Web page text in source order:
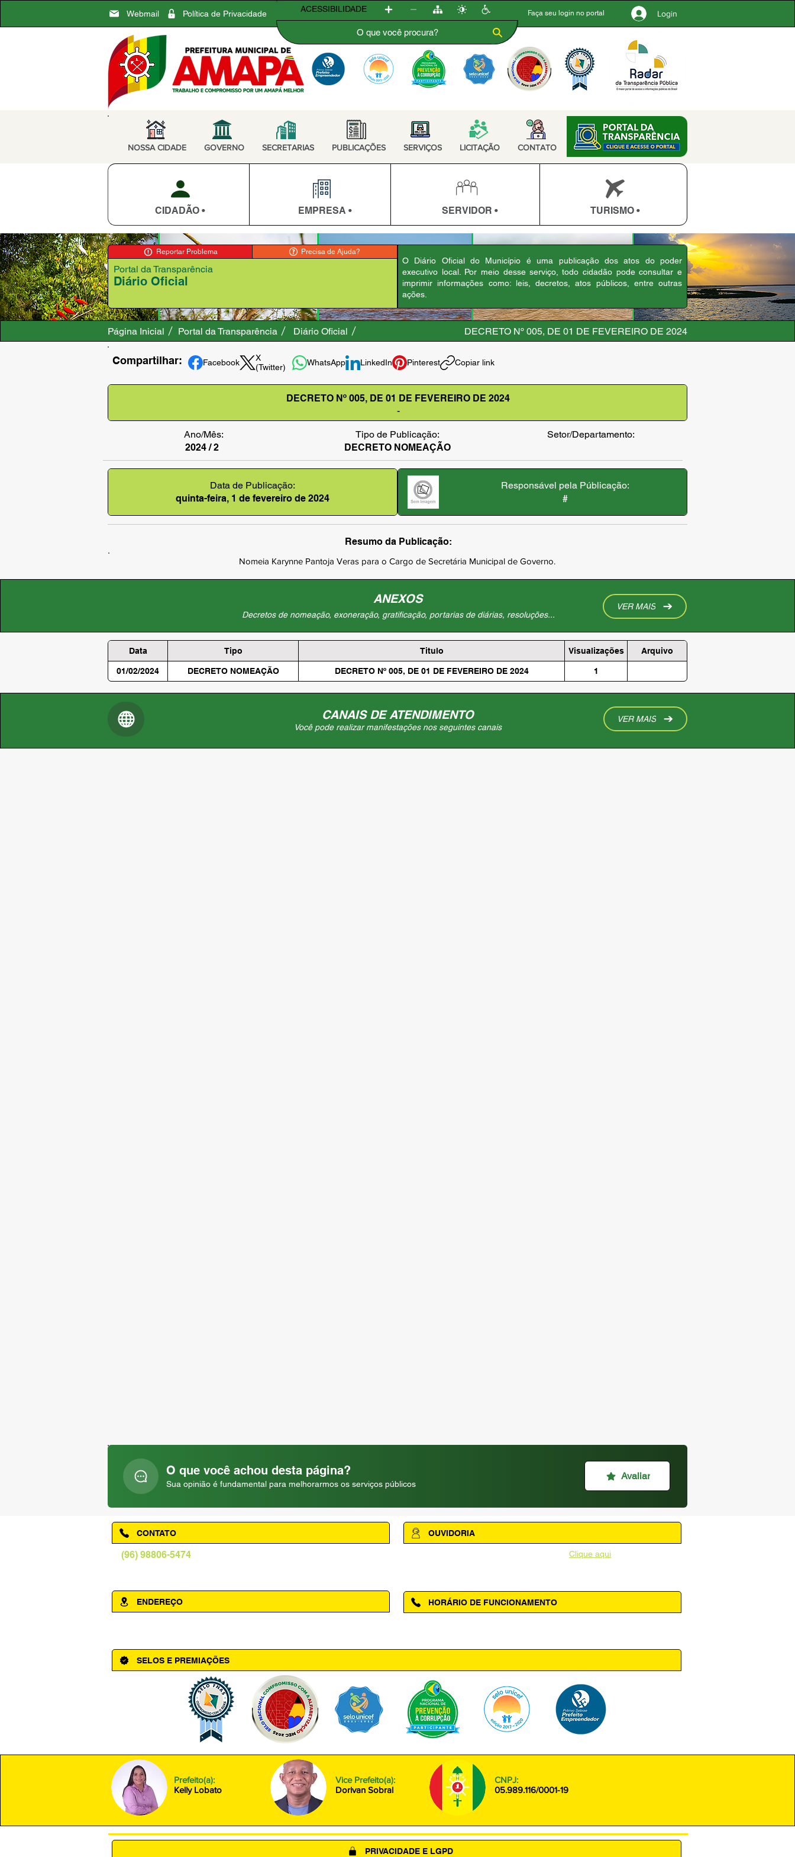
Webmail Política de Privacidade Faça seu login no portal Login
ACESSIBILIDADE
NOSSA CIDADE GOVERNO SECRETARIAS PUBLICAÇÕES SERVIÇOS LICITAÇÃO CONTATO
CIDADÃO • EMPRESA • SERVIDOR • TURISMO •
Reportar Problema Precisa de Ajuda?
Diário Oficial
Portal da Transparência
O Diário Oficial do Município é uma publicação dos atos do poder
executivo local. Por meio desse serviço, todo cidadão pode consultar e
imprimir informações como: leis, decretos, atos públicos, entre outras
ações.
Página Inicial Portal da Transparência Diário Oficial DECRETO Nº 005, DE 01 DE FEVEREIRO DE 2024
Compartilhar: Facebook
X
(Twitter)
WhatsApp LinkedIn Pinterest Copiar link
DECRETO Nº 005, DE 01 DE FEVEREIRO DE 2024
-
Ano/Mês:
2024 / 2
Tipo de Publicação:
DECRETO NOMEAÇÃO
Setor/Departamento:
Data de Publicação:
quinta-feira, 1 de fevereiro de 2024
Responsável pela Públicação:
#
Resumo da Publicação:
Nomeia Karynne Pantoja Veras para o Cargo de Secretária Municipal de Governo.
ANEXOS
Decretos de nomeação, exoneração, gratificação, portarias de diárias, resoluções...
VER MAIS
Data Tipo Titulo Visualizações Arquivo
01/02/2024 DECRETO NOMEAÇÃO DECRETO Nº 005, DE 01 DE FEVEREIRO DE 2024 1
CANAIS DE ATENDIMENTO
Você pode realizar manifestações nos seguintes canais
VER MAIS
O que você achou desta página?
Sua opinião é fundamental para melhorarmos os serviços públicos
Avaliar
(96) 98806-5474
CONTATO
ENDEREÇO
Clique aqui
OUVIDORIA
HORÁRIO DE FUNCIONAMENTO
SELOS E PREMIAÇÕES
Prefeito(a):
Kelly Lobato
Vice Prefeito(a):
Dorivan Sobral
CNPJ:
05.989.116/0001-19
PRIVACIDADE E LGPD